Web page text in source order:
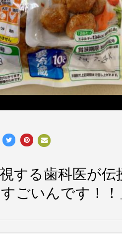
する歯科医が
ごいんです！！